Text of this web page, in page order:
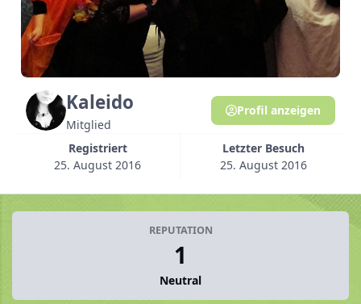
Kaleido
Mitglied
Registriert
25. August 2016
Letzter Besuch
25. August 2016
Profil anzeigen
REPUTATION
1
Neutral